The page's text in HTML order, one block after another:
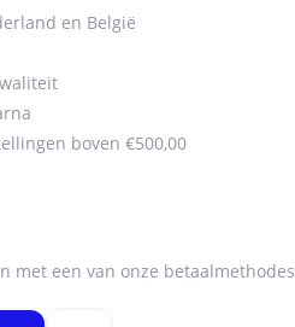
en België
boven €500,00
met een van onze betaalmethodes